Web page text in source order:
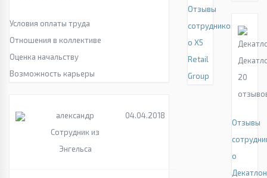
Условия оплаты труда
Отношения в коллективе
Оценка начальству
Возможность карьеры
александр
Сотрудник из
Энгельса
04.04.2018
Отзывы
сотрудников
о X5
Retail
Group
20
Отзывы
о
Декатлон